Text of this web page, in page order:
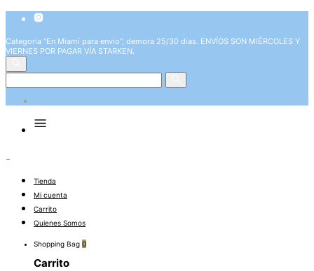
Categoria "En Miami para envio", demora 25/30 dias. ENVÍOS SON MIÉRCOLES Y
VIERNES POR PAGAR VÍA STARKEN.
Tienda
Mi cuenta
Carrito
Quienes Somos
Shopping Bag 0
Carrito